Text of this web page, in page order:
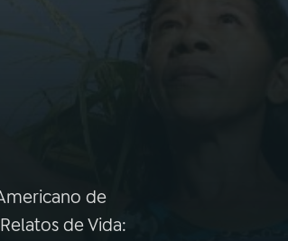
de
de Vida: